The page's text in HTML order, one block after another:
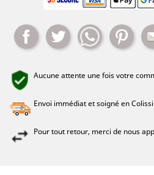
Partager Tweet Whatsapp
Aucune attente une fois votre
Envoi immédiat et soigné en
Pour tout retour, merci de nous